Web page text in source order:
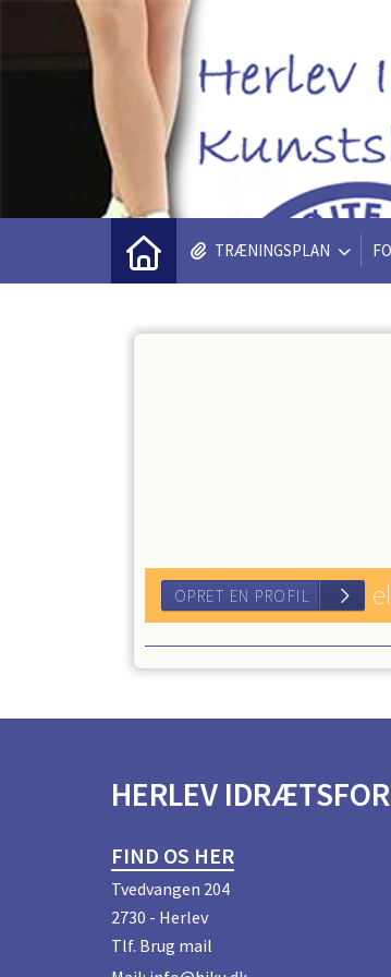
TRÆNINGSPLAN
HERLEV
FIND OS HER
Tvedvangen 204
2730 - Herlev
Tlf. Brug mail